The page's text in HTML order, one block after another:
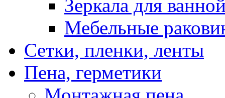
Зеркала для
Мебельные
Сетки, пленки, ленты
Пена, герметики